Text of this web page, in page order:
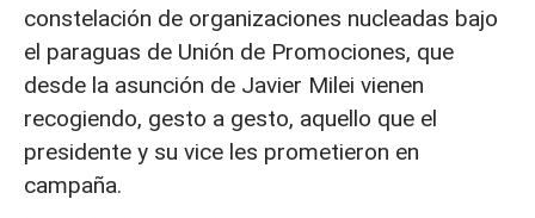
constelación de organizaciones nucleadas bajo
el paraguas de Unión de Promociones, que
desde la asunción de Javier Milei vienen
recogiendo, gesto a gesto, aquello que el
presidente y su vice les prometieron en
campaña.